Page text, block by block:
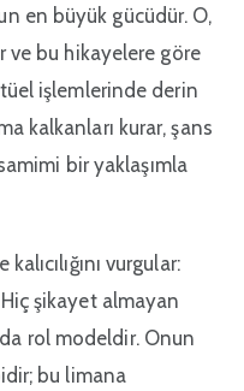
en büyük gücüdür. O,
ve bu hikayelere göre
işlemlerinde derin
kalkanları kurar, şans
samimi bir yaklaşımla
vurgular:
Hiç şikayet almayan
rol modeldir. Onun
bu limana